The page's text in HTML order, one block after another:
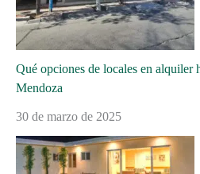
Qué opciones de locales en alquiler
Mendoza
30 de marzo de 2025